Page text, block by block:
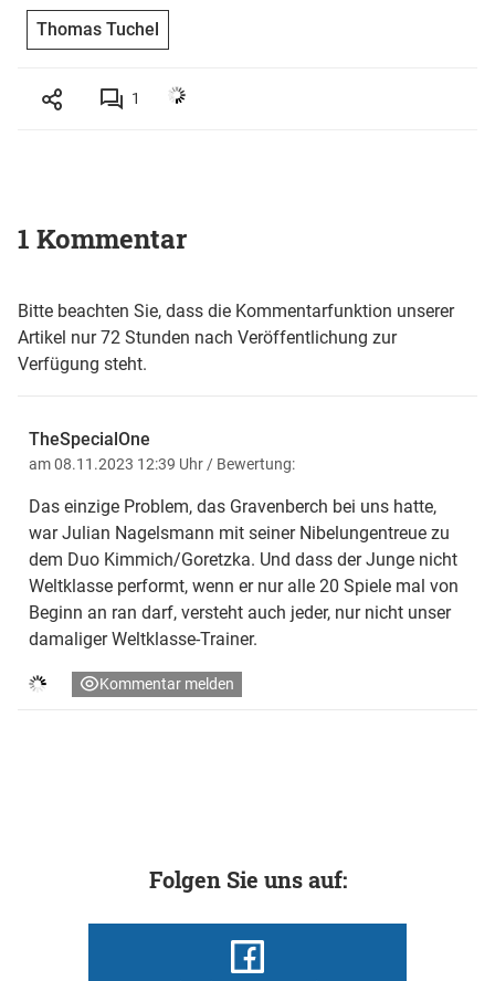
Thomas Tuchel
1
1 Kommentar
Bitte beachten Sie, dass die Kommentarfunktion unserer
Artikel nur 72 Stunden nach Veröffentlichung zur
Verfügung steht.
TheSpecialOne
am 08.11.2023 12:39 Uhr/ Bewertung:
Das einzige Problem, das Gravenberch bei uns hatte,
war Julian Nagelsmann mit seiner Nibelungentreue zu
dem Duo Kimmich/Goretzka. Und dass der Junge nicht
Weltklasse performt, wenn er nur alle 20 Spiele mal von
Beginn an ran darf, versteht auch jeder, nur nicht unser
damaliger Weltklasse-Trainer.
Kommentar melden
Folgen Sie uns auf: